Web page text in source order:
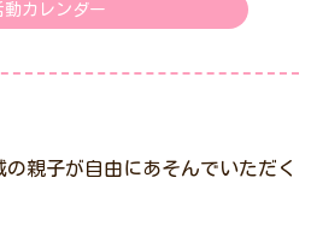
動カレンダー
親子が自由にあそんでいただく